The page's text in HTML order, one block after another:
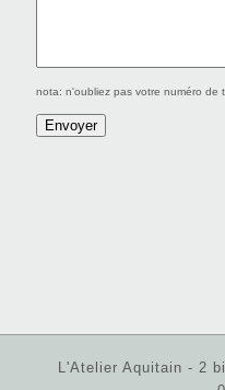
nota: n'oubliez pas votre numéro de
L'Atelier Aquitain - 2